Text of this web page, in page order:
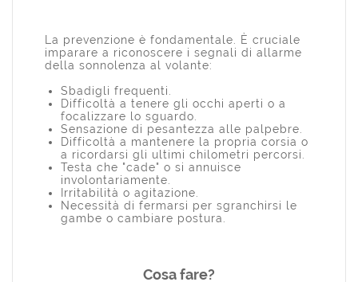
La prevenzione è fondamentale. È cruciale
imparare a riconoscere i segnali di allarme
della sonnolenza al volante:
Sbadigli frequenti.
Difficoltà a tenere gli occhi aperti o a
focalizzare lo sguardo.
Sensazione di pesantezza alle palpebre.
Difficoltà a mantenere la propria corsia o
a ricordarsi gli ultimi chilometri percorsi.
Testa che "cade" o si annuisce
involontariamente.
Irritabilità o agitazione.
Necessità di fermarsi per sgranchirsi le
gambe o cambiare postura.
Cosa fare?